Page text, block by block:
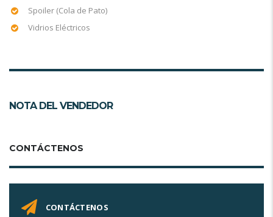
Spoiler (Cola de Pato)
Vidrios Eléctricos
NOTA DEL VENDEDOR
CONTÁCTENOS
CONTÁCTENOS